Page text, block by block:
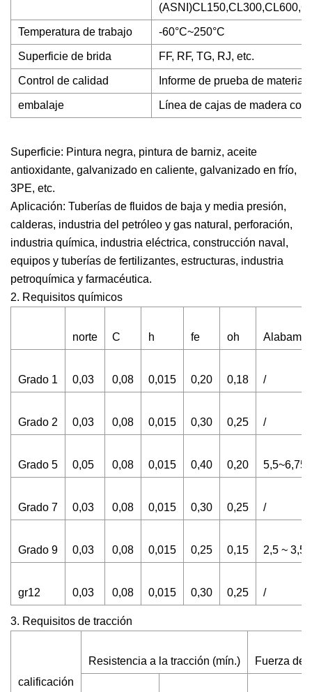
Temperatura de trabajo -60°C~250°C
Superficie de brida FF, RF, TG, RJ, etc.
Control de calidad Informe de prueba de
embalaje Línea de cajas de madera
Superficie: Pintura negra, pintura de barniz, aceite
antioxidante, galvanizado en caliente, galvanizado en frío,
3PE, etc.
Aplicación: Tuberías de fluidos de baja y media presión,
calderas, industria del petróleo y gas natural, perforación,
industria química, industria eléctrica, construcción naval,
equipos y tuberías de fertilizantes, estructuras, industria
petroquímica y farmacéutica.
2. Requisitos químicos
norte C h fe oh Alabama
Grado 1 0,03 0,08 0,015 0,20 0,18 /
Grado 2 0,03 0,08 0,015 0,30 0,25 /
Grado 5 0,05 0,08 0,015 0,40 0,20 5,5~6,75
Grado 7 0,03 0,08 0,015 0,30 0,25 /
Grado 9 0,03 0,08 0,015 0,25 0,15 2,5 ~ 3,5
gr12 0,03 0,08 0,015 0,30 0,25 /
3. Requisitos de tracción
calificación
Resistencia a la tracción (mín.) Fuerza de